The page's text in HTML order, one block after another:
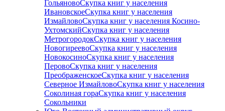
ГольяновоСкупка книг у населения
ИвановскоеСкупка книг у населения
ИзмайловоСкупка книг у населения Косино-
УхтомскийСкупка книг у населения
МетрогородокСкупка книг у населения
НовогиреевоСкупка книг у населения
НовокосиноСкупка книг у населения
ПеровоСкупка книг у населения
ПреображенскоеСкупка книг у населения
Северное ИзмайловоСкупка книг у населения
Соколиная гораСкупка книг у населения
Сокольники